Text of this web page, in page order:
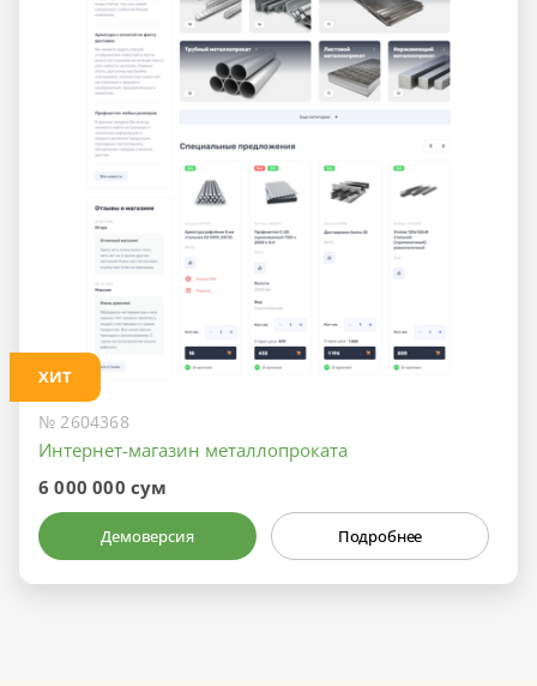
ХИТ
№ 2604368
Интернет-магазин металлопроката
6 000 000 сум
Демоверсия Подробнее